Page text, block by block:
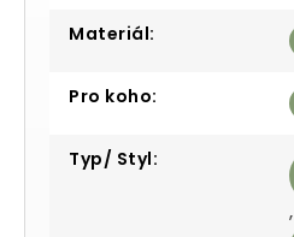
Materiál:
Pro koho:
Typ/ Styl:
,